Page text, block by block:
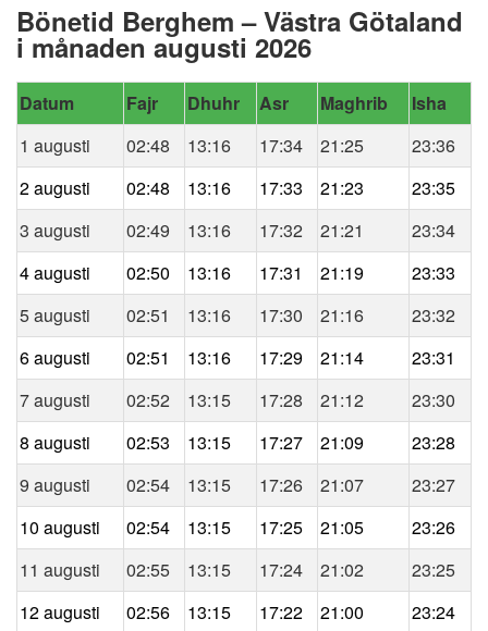
Bönetid Berghem – Västra Götaland
i månaden augusti 2026
Datum Fajr Dhuhr Asr Maghrib
Isha
1 augusti
02:48 13:16 17:34 21:25
23:36
2 augusti
02:48 13:16 17:33 21:23
23:35
3 augusti
02:49 13:16 17:32 21:21
23:34
4 augusti
02:50 13:16 17:31 21:19
23:33
5 augusti
02:51 13:16 17:30 21:16
23:32
6 augusti
02:51 13:16 17:29 21:14
23:31
7 augusti
02:52 13:15 17:28 21:12
23:30
8 augusti
02:53 13:15 17:27 21:09
23:28
9 augusti
02:54 13:15 17:26 21:07
23:27
10 augusti
02:54 13:15 17:25 21:05
23:26
11 augusti
02:55 13:15 17:24 21:02
23:25
12 augusti
02:56 13:15 17:22 21:00
23:24